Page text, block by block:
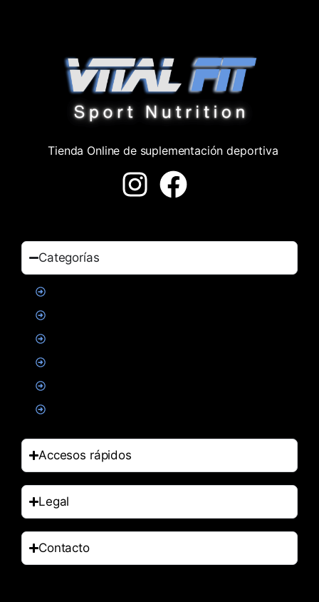
Tienda Online de suplementación deportiva
Categorías
Accesos rápidos
Legal
Contacto